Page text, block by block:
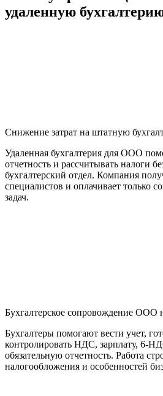
удаленную
Снижение затрат на штатную
Удаленная бухгалтерия для ООО
отчетность и рассчитывать налоги
бухгалтерский отдел. Компания
специалистов и оплачивает только
задач.
Бухгалтерское сопровождение
Бухгалтеры помогают вести учет,
контролировать НДС, зарплату, 6-
обязательную отчетность. Работа
налогообложения и особенностей